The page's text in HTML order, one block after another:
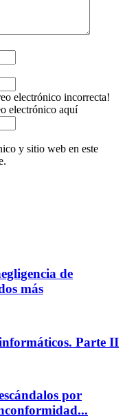
electrónico incorrecta!
electrónico aquí
y sitio web en este
de
más
Parte II
por